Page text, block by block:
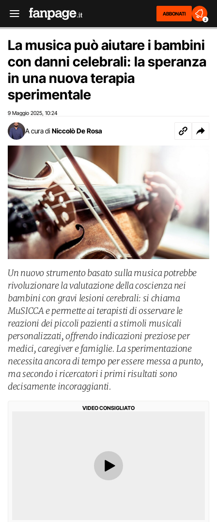
ABBONATI
2
La musica può aiutare i bambini
con danni celebrali: la speranza
in una nuova terapia
sperimentale
9 Maggio 2025 10:24
A cura di Niccolò De Rosa
Un nuovo strumento basato sulla musica potrebbe
rivoluzionare la valutazione della coscienza nei
bambini con gravi lesioni cerebrali: si chiama
MuSICCA e permette ai terapisti di osservare le
reazioni dei piccoli pazienti a stimoli musicali
personalizzati, offrendo indicazioni preziose per
medici, caregiver e famiglie. La sperimentazione
necessita ancora di tempo per essere messa a punto,
ma secondo i ricercatori i primi risultati sono
decisamente incoraggianti.
VIDEO CONSIGLIATO